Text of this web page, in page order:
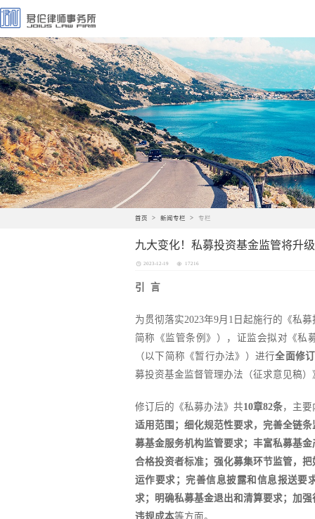
首页 新闻专栏 专栏
九大变化！私募投资基金监管将升级
2023-12-19 17216
引 言
为贯彻落实2023年9月1日起施行的《私
简称《监管条例》），证监会拟对《私
（以下简称《暂行办法》）进行全面修订
募投资基金监督管理办法（征求意见稿
修订后的《私募办法》共10章82条，主
适用范围；细化规范性要求，完善全链
募基金服务机构监管要求；丰富私募基
合格投资者标准；强化募集环节监管，
运作要求；完善信息披露和信息报送要
求；明确私募基金退出和清算要求；加
违规成本等方面。